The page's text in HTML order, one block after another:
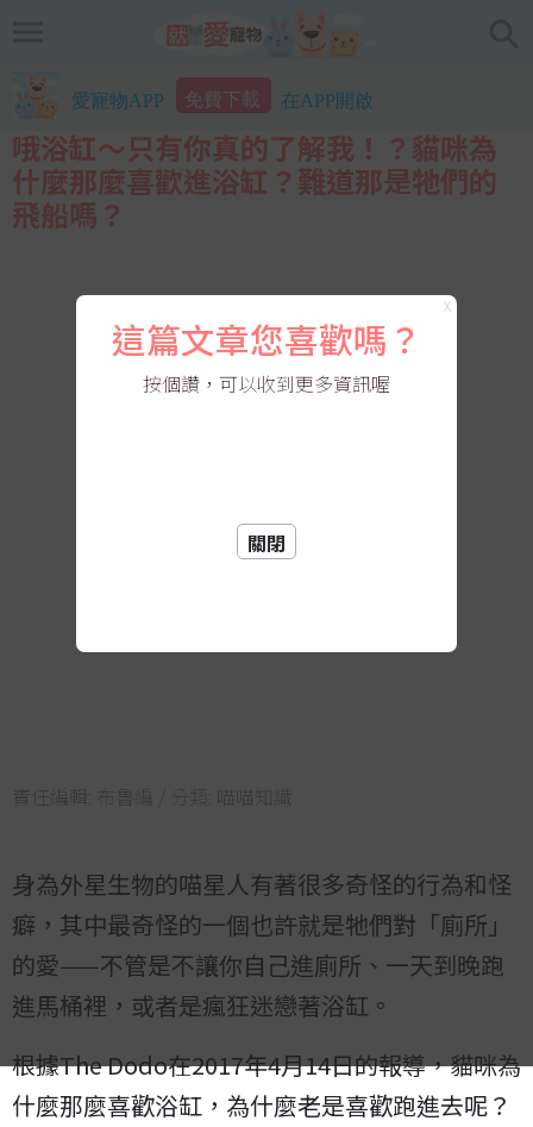
愛寵物APP 免費下載 在APP開啟
哦浴缸～只有你真的了解我！？貓咪為
什麼那麼喜歡進浴缸？難道那是牠們的
飛船嗎？
責任編輯: 布魯編 / 分類: 喵喵知識
身為外星生物的喵星人有著很多奇怪的行為和怪
癖，其中最奇怪的一個也許就是牠們對「廁所」
的愛——不管是不讓你自己進廁所、一天到晚跑
進馬桶裡，或者是瘋狂迷戀著浴缸。
根據The Dodo在2017年4月14日的報導，貓咪為
什麼那麼喜歡浴缸，為什麼老是喜歡跑進去呢？
X
這篇文章您喜歡嗎？
按個讚，可以收到更多資訊喔
關閉